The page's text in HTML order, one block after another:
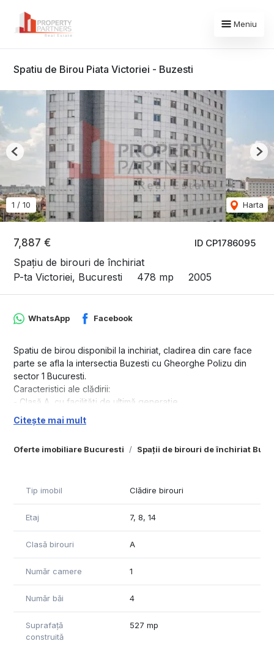
Meniu
Spatiu de Birou Piata Victoriei - Buzesti
ID CP1786095
7,887 €
Spațiu de birouri de închiriat
P-ta Victoriei, Bucuresti
478 mp 2005
1 / 10 Harta
Previous
Oferte imobiliare Bucuresti Spații de birouri de închiriat
WhatsApp Facebook
Spatiu de birou disponibil la inchiriat, cladirea din care face
parte se afla la intersectia Buzesti cu Gheorghe Polizu din
sector 1 Bucuresti.
Caracteristici ale clădirii:
- Clasă A, cu facilități de ultimă generație
- Recepție la parter
- 6 lifturi pentru acces rapid și eficient
- Suprafețe variate de birouri disponibile pentru închiriere.
- Minim: 478 mp
- Maxim: 854 mp
Prețuri:
- Costuri pentru mentenanță (intreținere spatii comune,
- Loc de parcare: 150 euro/lună
Pentru a programa o vizionare sau pentru mai multe detalii,
vă rugăm să ne contactați.
Citește mai mult
Tip imobil Clădire birouri
Etaj 7, 8, 14
Clasă birouri A
Număr camere 1
Număr băi 4
Suprafață
construită
527 mp